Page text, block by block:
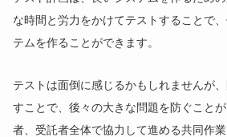
な時間と労力をかけてテストすることで
テムを作ることができます。
テストは面倒に感じるかもしれませんが
すことで、後々の大きな問題を防ぐこと
者、受託者全体で協力して進める共同作業